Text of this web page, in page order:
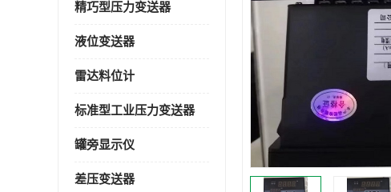
精巧型压力变送器
液位变送器
雷达料位计
标准型工业压力变送器
罐旁显示仪
差压变送器